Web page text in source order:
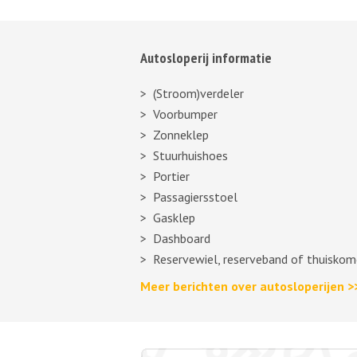
Autosloperij informatie
(Stroom)verdeler
Voorbumper
Zonneklep
Stuurhuishoes
Portier
Passagiersstoel
Gasklep
Dashboard
Reservewiel, reserveband of
Meer berichten over autosloperijen